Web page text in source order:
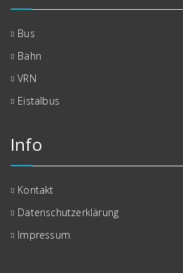
Bus
Bahn
VRN
Eistalbus
Info
Kontakt
Datenschutzerklärung
Impressum